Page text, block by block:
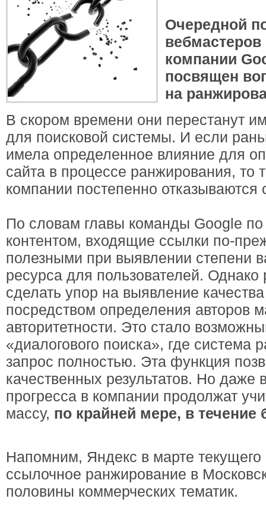
Очередной
вебмастеров
компании
посвящен
на
В скором времени они перестанут
для поисковой системы. И если
имела определенное влияние для
сайта в процессе ранжирования, то
компании постепенно отказываются
По словам главы команды Google
контентом, входящие ссылки по-
полезными при выявлении степени
ресурса для пользователей.
сделать упор на выявление
посредством определения авторов
авторитетности. Это стало
«диалогового поиска», где система
запрос полностью. Эта функция
качественных результатов. Но даже
прогресса в компании продолжат
массу, по крайней мере, в течение
Напомним, Яндекс в марте текущего
ссылочное ранжирование в
половины коммерческих тематик.